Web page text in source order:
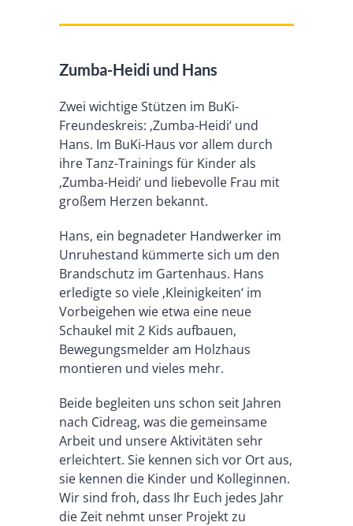
Zumba-Heidi und Hans
Zwei wichtige Stützen im BuKi-
Freundeskreis: ‚Zumba-Heidi‘ und
Hans. Im BuKi-Haus vor allem durch
ihre Tanz-Trainings für Kinder als
‚Zumba-Heidi‘ und liebevolle Frau mit
großem Herzen bekannt.
Hans, ein begnadeter Handwerker im
Unruhestand kümmerte sich um den
Brandschutz im Gartenhaus. Hans
erledigte so viele ‚Kleinigkeiten‘ im
Vorbeigehen wie etwa eine neue
Schaukel mit 2 Kids aufbauen,
Bewegungsmelder am Holzhaus
montieren und vieles mehr.
Beide begleiten uns schon seit Jahren
nach Cidreag, was die gemeinsame
Arbeit und unsere Aktivitäten sehr
erleichtert. Sie kennen sich vor Ort aus,
sie kennen die Kinder und Kolleginnen.
Wir sind froh, dass Ihr Euch jedes Jahr
die Zeit nehmt unser Projekt zu